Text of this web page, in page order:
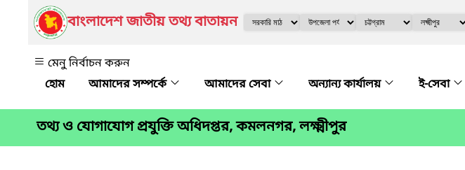
বাংলাদেশ জাতীয় তথ্য বাতায়ন
মেনু নির্বাচন করুন
আমাদের সম্পর্কে
আমাদের সেবা অন্যান্য কার্যালয় ই-সেবা
তথ্য ও যোগাযোগ প্রযুক্তি অধিদপ্তর, কমলনগর, লক্ষ্মীপুর